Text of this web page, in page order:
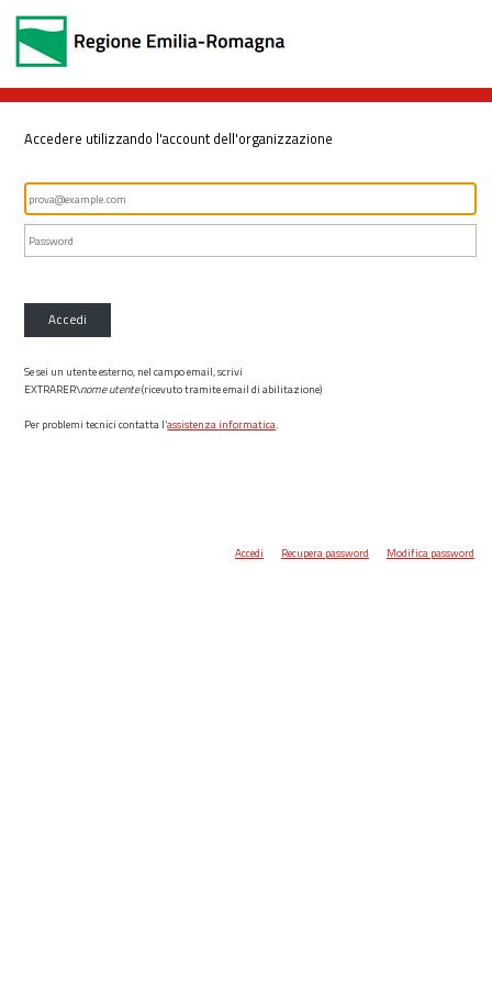
Accedere utilizzando l'account dell'organizzazione
Accedi
Se sei un utente esterno, nel campo email, scrivi
EXTRARER\nome utente(ricevuto tramite email di abilitazione)
Per problemi tecnici contatta l’assistenza informatica.
Accedi Recupera password Modifica password